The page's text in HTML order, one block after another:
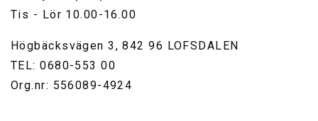
Tis - Lör 10.00-16.00
Högbäcksvägen 3, 842 96 LOFSDALEN
TEL: 0680-553 00
Org.nr: 556089-4924